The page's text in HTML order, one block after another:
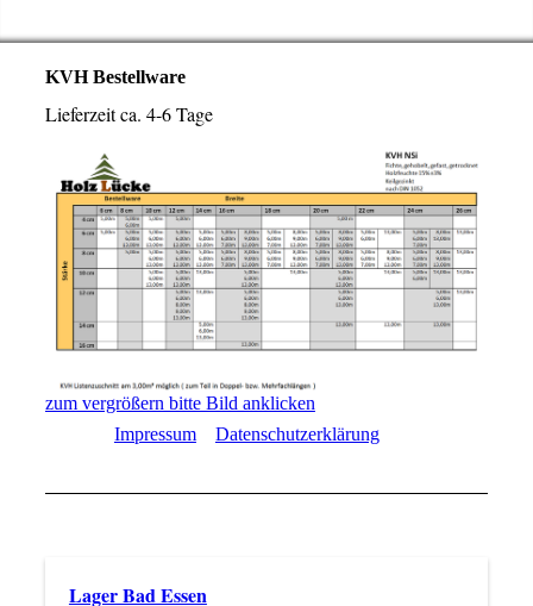
KVH Bestellware
Lieferzeit ca. 4-6 Tage
zum vergrößern bitte Bild anklicken
Impressum/ Datenschutzerklärung
Lager Bad Essen